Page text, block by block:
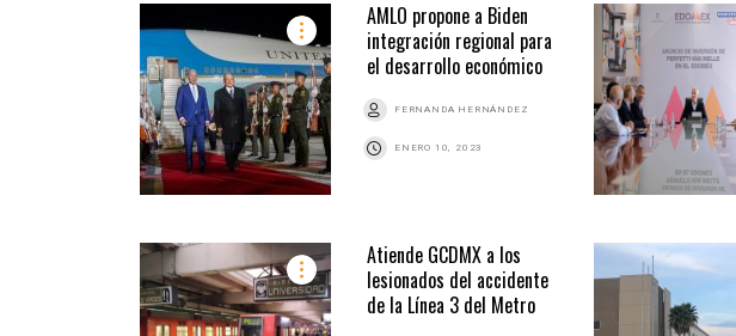
AMLO propone a Biden
integración regional para
el desarrollo económico
FERNANDA HERNÁNDEZ
ENERO 10, 2023
Atiende GCDMX a los
lesionados del accidente
de la Línea 3 del Metro